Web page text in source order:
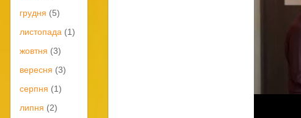
грудня (5)
листопада (1)
жовтня (3)
вересня (3)
серпня (1)
липня (2)